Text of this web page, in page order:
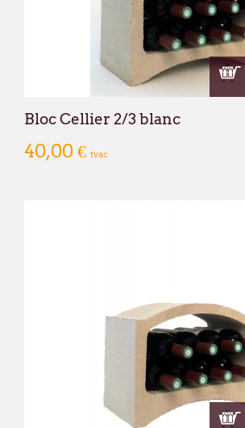
Bloc Cellier 2/3 blanc
40,00 € tvac